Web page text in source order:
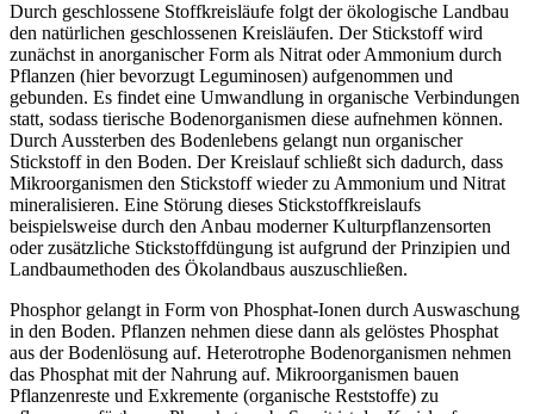
Durch geschlossene Stoffkreisläufe folgt der ökologische Landbau
den natürlichen geschlossenen Kreisläufen. Der Stickstoff wird
zunächst in anorganischer Form als Nitrat oder Ammonium durch
Pflanzen (hier bevorzugt Leguminosen) aufgenommen und
gebunden. Es findet eine Umwandlung in organische Verbindungen
statt, sodass tierische Bodenorganismen diese aufnehmen können.
Durch Aussterben des Bodenlebens gelangt nun organischer
Stickstoff in den Boden. Der Kreislauf schließt sich dadurch, dass
Mikroorganismen den Stickstoff wieder zu Ammonium und Nitrat
mineralisieren. Eine Störung dieses Stickstoffkreislaufs
beispielsweise durch den Anbau moderner Kulturpflanzensorten
oder zusätzliche Stickstoffdüngung ist aufgrund der Prinzipien und
Landbaumethoden des Ökolandbaus auszuschließen.
Phosphor gelangt in Form von Phosphat-Ionen durch Auswaschung
in den Boden. Pflanzen nehmen diese dann als gelöstes Phosphat
aus der Bodenlösung auf. Heterotrophe Bodenorganismen nehmen
das Phosphat mit der Nahrung auf. Mikroorganismen bauen
Pflanzenreste und Exkremente (organische Reststoffe) zu